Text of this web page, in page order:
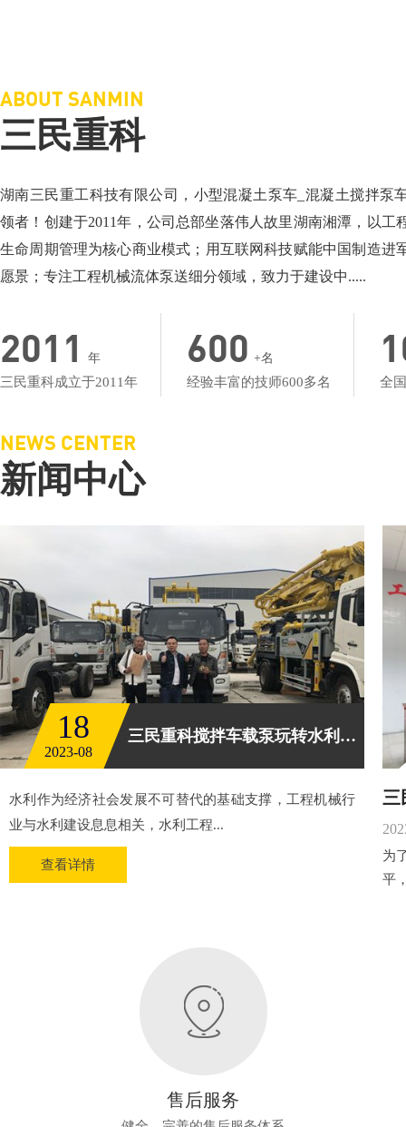
ABOUT SANMIN
三民重科
湖南三民重工科技有限公司，小型混凝土泵车_混凝土搅拌泵
领者！创建于2011年，公司总部坐落伟人故里湖南湘潭，以工
生命周期管理为核心商业模式；用互联网科技赋能中国制造进
愿景；专注工程机械流体泵送细分领域，致力于建设中.....
2011 年
三民重科成立于2011年 600 +名
经验丰富的技师600多名 全
NEWS CENTER
新闻中心
18
2023-08
三民重科搅拌车载泵玩转水利工程
水利作为经济社会发展不可替代的基础支撑，工程机械行
业与水利建设息息相关，水利工程...
查看详情
三
为
平
售后服务